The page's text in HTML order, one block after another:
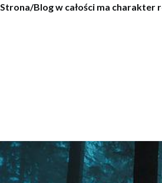
Strona/Blog w całości ma charakter